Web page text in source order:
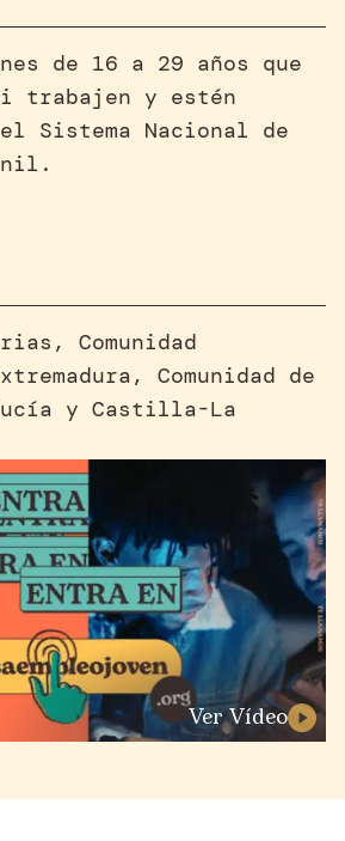
de 16 a 29 años que
trabajen y estén
Sistema Nacional de
Comunidad
Comunidad de
y Castilla-La
Ver Vídeo